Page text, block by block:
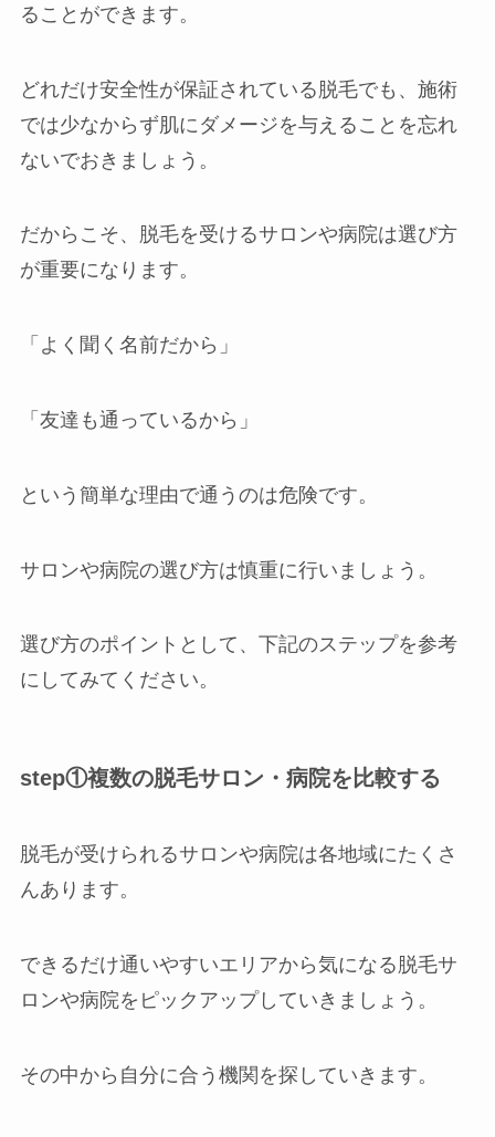
ることができます。
どれだけ安全性が保証されている脱毛でも、施術
では少なからず肌にダメージを与えることを忘れ
ないでおきましょう。
だからこそ、脱毛を受けるサロンや病院は選び方
が重要になります。
「よく聞く名前だから」
「友達も通っているから」
という簡単な理由で通うのは危険です。
サロンや病院の選び方は慎重に行いましょう。
選び方のポイントとして、下記のステップを参考
にしてみてください。
step①複数の脱毛サロン・病院を比較する
脱毛が受けられるサロンや病院は各地域にたくさ
んあります。
できるだけ通いやすいエリアから気になる脱毛サ
ロンや病院をピックアップしていきましょう。
その中から自分に合う機関を探していきます。